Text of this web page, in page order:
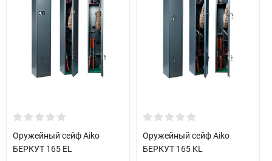
Оружейный сейф Aiko
БЕРКУТ 165 EL
Оружейный сейф Aiko
БЕРКУТ 165 KL